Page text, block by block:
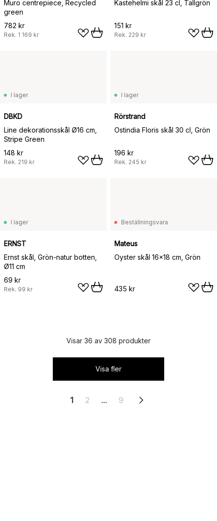
Muro centrepiece, Recycled
green
782 kr
Rek. 1 169 kr
Kastehelmi skål 23 cl, Tallgrön
151 kr
Rek. 229 kr
I lager
DBKD
Line dekorationsskål Ø16 cm,
Stripe Green
148 kr
Rek. 219 kr
I lager
Rörstrand
Ostindia Floris skål 30 cl, Grön
196 kr
Rek. 245 kr
I lager
ERNST
Ernst skål, Grön-natur botten,
Ø11 cm
69 kr
Rek. 99 kr
Beställningsvara
Mateus
Oyster skål 16x18 cm, Grön
435 kr
Visar 36 av 308 produkter
Visa fler
1 2 ... 9